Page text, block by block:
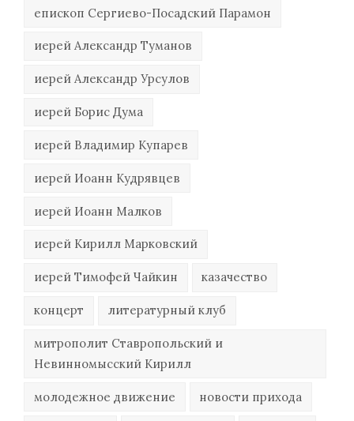
епископ Сергиево-Посадский Парамон
иерей Александр Туманов
иерей Александр Урсулов
иерей Борис Дума
иерей Владимир Купарев
иерей Иоанн Кудрявцев
иерей Иоанн Малков
иерей Кирилл Марковский
иерей Тимофей Чайкин казачество
концерт литературный клуб
митрополит Ставропольский и
Невинномысский Кирилл
молодежное движение новости прихода